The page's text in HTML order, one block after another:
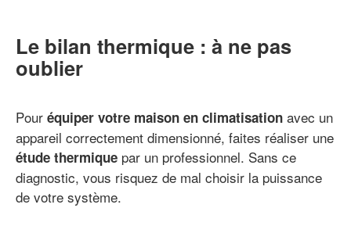
Le bilan thermique : à ne pas
oublier
Pour équiper votre maison en climatisation avec un
appareil correctement dimensionné, faites réaliser une
étude thermique par un professionnel. Sans ce
diagnostic, vous risquez de mal choisir la puissance
de votre système.